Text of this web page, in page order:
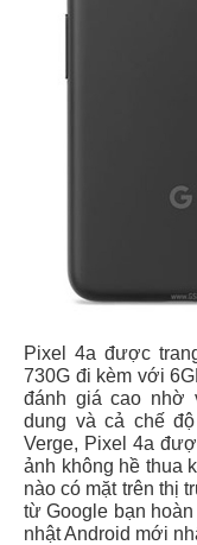
Pixel 4a được
730G đi kèm với
đánh giá cao nhờ
dung và cả chế
Verge, Pixel 4a
ảnh không hề thua
nào có mặt trên thị
từ Google bạn
nhật Android mới